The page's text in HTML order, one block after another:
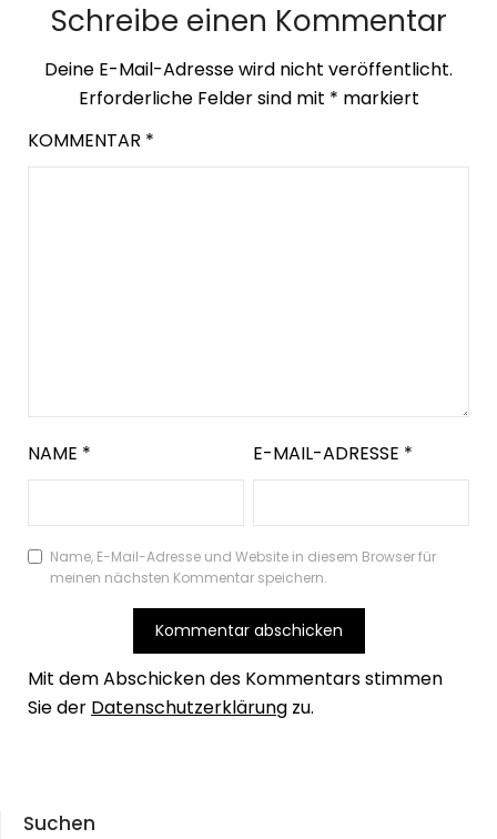
Schreibe einen Kommentar
Deine E-Mail-Adresse wird nicht veröffentlicht.
Erforderliche Felder sind mit * markiert
KOMMENTAR *
NAME * E-MAIL-ADRESSE *
Name, E-Mail-Adresse und Website in diesem Browser für
meinen nächsten Kommentar speichern.
Mit dem Abschicken des Kommentars stimmen
Sie der Datenschutzerklärung zu.
Suchen